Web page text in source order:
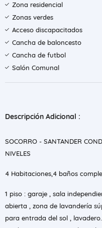
Zona residencial
Zonas verdes
Acceso discapacitados
Cancha de baloncesto
Cancha de futbol
Salón Comunal
Descripción Adicional :
SOCORRO - SANTANDER
NIVELES
4 Habitaciones,4 baños
1 piso : garaje , sala
abierta , zona de lavandería
para entrada del sol ,